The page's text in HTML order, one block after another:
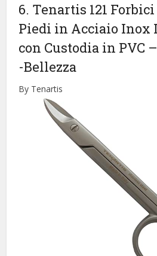
6. Tenartis 121
Piedi in Acciaio Inox
con Custodia in PVC
-Bellezza
By Tenartis